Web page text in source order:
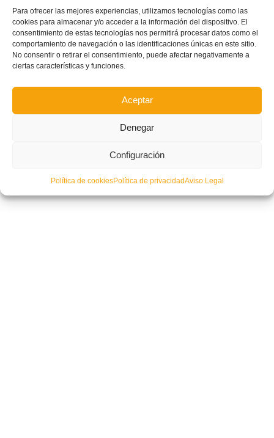
Para ofrecer las mejores experiencias, utilizamos tecnologías como las
cookies para almacenar y/o acceder a la información del dispositivo. El
consentimiento de estas tecnologías nos permitirá procesar datos como el
comportamiento de navegación o las identificaciones únicas en este sitio.
No consentir o retirar el consentimiento, puede afectar negativamente a
ciertas características y funciones.
Aceptar
Denegar
Configuración
Política de cookiesPolítica de privacidadAviso Legal
de futbol ante CF el Inter San José